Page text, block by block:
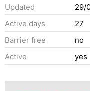
Updated
29/
Active days
27
Barrier free
no
Active
yes